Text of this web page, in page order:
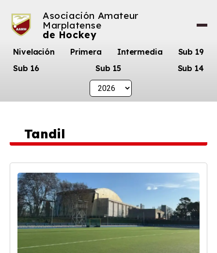
Asociación Amateur
Marplatense
de Hockey
Nivelación Primera Intermedia
Sub 19
Sub 16
Sub 15 Sub 14
Tandil